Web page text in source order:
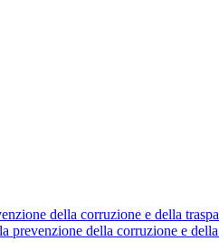
della corruzione e della
prevenzione della corruzione e